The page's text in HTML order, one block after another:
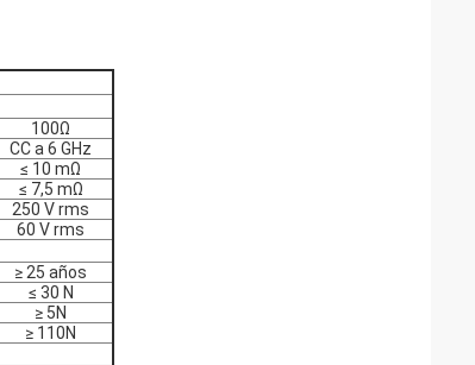
100Ω
CC a 6 GHz
≤ 10 mΩ
≤ 7,5 mΩ
250 V rms
60 V rms
≥ 25 años
≤ 30 N
≥ 5N
≥ 110N